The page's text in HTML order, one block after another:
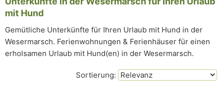
mit Hund
Gemütliche Unterkünfte für Ihren Urlaub mit Hund in der
Wesermarsch. Ferienwohnungen & Ferienhäuser für einen
erholsamen Urlaub mit Hund(en) in der Wesermarsch.
Sortierung: